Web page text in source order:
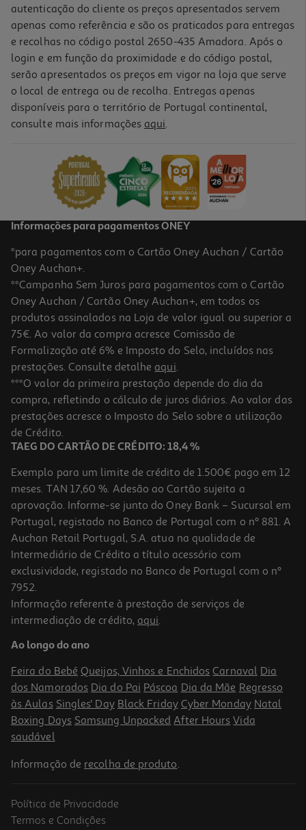
-10%
Condicionador Luna Suavização 300ml
Price reduced from
14,40 €
-10%
Condicionador Luna Hydrate 300ml
14.4 €/un
Price reduced from
16,00 €to
14,40 €
Promoção
-10%
Condicionador Luna Repair 50ml
5.4 €/un
5,40 €
Promoção
-11%
autenticação do cliente os preços apresentados servem
apenas como referência e são os praticados para entregas
e recolhas no código postal 2650-435 Amadora. Após o
login e em função da proximidade e do código postal,
serão apresentados os preços em vigor na loja que serve
o local de entrega ou de recolha. Entregas apenas
disponíveis para o território de Portugal continental,
consulte mais informações aqui.
Informações para pagamentos ONEY
*para pagamentos com o Cartão Oney Auchan / Cartão
Oney Auchan+.
**Campanha Sem Juros para pagamentos com o Cartão
Oney Auchan / Cartão Oney Auchan+, em todos os
produtos assinalados na Loja de valor igual ou superior a
75€. Ao valor da compra acresce Comissão de
Formalização até 6% e Imposto do Selo, incluídos nas
prestações. Consulte detalhe aqui.
***O valor da primeira prestação depende do dia da
compra, refletindo o cálculo de juros diários. Ao valor das
prestações acresce o Imposto do Selo sobre a utilização
de Crédito.
TAEG DO CARTÃO DE CRÉDITO: 18,4 %
Exemplo para um limite de crédito de 1.500€ pago em 12
meses. TAN 17,60 %. Adesão ao Cartão sujeita a
aprovação. Informe-se junto do Oney Bank – Sucursal em
Portugal, registado no Banco de Portugal com o nº 881. A
Auchan Retail Portugal, S.A. atua na qualidade de
Intermediário de Crédito a título acessório com
exclusividade, registado no Banco de Portugal com o nº
7952.
Informação referente à prestação de serviços de
intermediação de crédito, aqui.
Ao longo do ano
Feira do Bebé Queijos, Vinhos e Enchidos Carnaval Dia
dos Namorados Dia do Pai Páscoa Dia da Mãe Regresso
às Aulas Singles' Day Black Friday Cyber Monday Natal
Boxing Days Samsung Unpacked After Hours Vida
saudável
Informação de recolha de produto.
Política de Privacidade
Termos e Condições